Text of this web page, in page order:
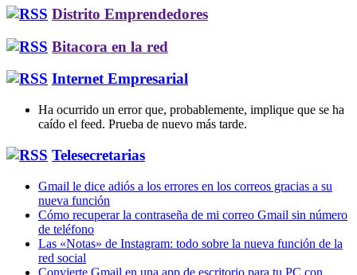
Distrito Emprendedores
Bitacora en la red
Internet Empresarial
Ha ocurrido un error que, probablemente, implique que se ha
caído el feed. Prueba de nuevo más tarde.
Telesecretarias
Gmail le dice adiós a los errores en los correos gracias a su
nueva función
Cómo recuperar la contraseña de mi correo Gmail sin número
de teléfono
Las «Notas» de Instagram: todo sobre la nueva función de la
red social
Convierte Gmail en una app de escritorio para tu PC con